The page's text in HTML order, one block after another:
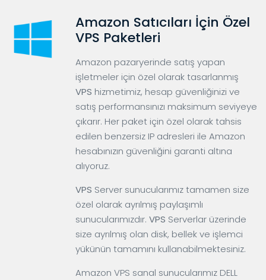
Amazon Satıcıları İçin Özel
VPS Paketleri
Amazon pazaryerinde satış yapan
işletmeler için özel olarak tasarlanmış
VPS hizmetimiz, hesap güvenliğinizi ve
satış performansınızı maksimum seviyeye
çıkarır. Her paket için özel olarak tahsis
edilen benzersiz IP adresleri ile Amazon
hesabınızın güvenliğini garanti altına
alıyoruz.
VPS Server sunucularımız tamamen size
özel olarak ayrılmış paylaşımlı
sunucularımızdır. VPS Serverlar üzerinde
size ayrılmış olan disk, bellek ve işlemci
yükünün tamamını kullanabilmektesiniz.
Amazon VPS sanal sunucularımız DELL